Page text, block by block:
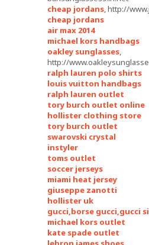
cheap jordans, http://
cheap jordans
air max 2014
michael kors handbags
oakley sunglasses,
http://
ralph lauren polo shirts
louis vuitton handbags
ralph lauren outlet
tory burch outlet online
hollister clothing store
tory burch outlet
swarovski crystal
instyler
toms outlet
soccer jerseys
miami heat jersey
giuseppe zanotti
hollister uk
gucci,borse gucci,gucci
michael kors outlet
kate spade outlet